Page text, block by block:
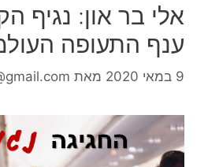
אלי בר און: נגיף
ענף התעופה
9 במאי 2020 מאת